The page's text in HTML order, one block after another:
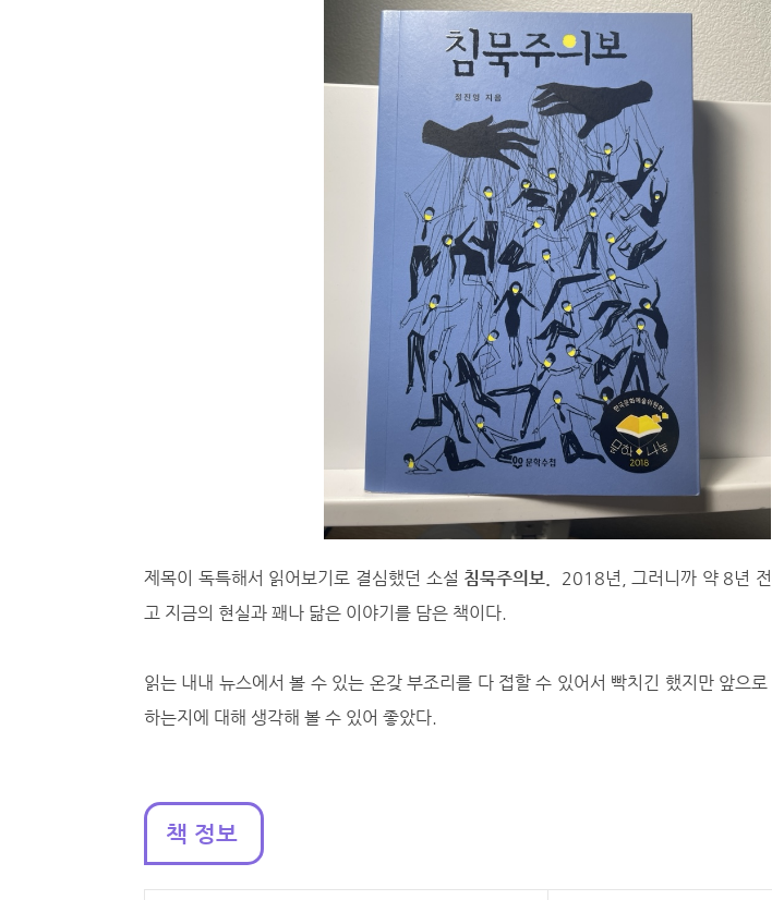
제목이 독특해서 읽어보기로 결심했던 소설 침묵주의보. 2018년, 그러니까 약 8년
고 지금의 현실과 꽤나 닮은 이야기를 담은 책이다.
읽는 내내 뉴스에서 볼 수 있는 온갖 부조리를 다 접할 수 있어서 빡치긴 했지만 앞으
하는지에 대해 생각해 볼 수 있어 좋았다.
책 정보